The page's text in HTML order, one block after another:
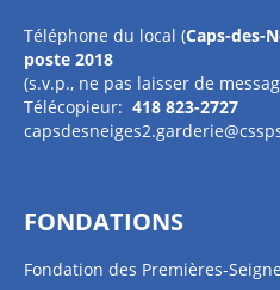
Téléphone du local (Caps-des-
poste 2018
(s.v.p., ne pas laisser de
Télécopieur: 418 823-2727
FONDATIONS
Fondation des Premières-